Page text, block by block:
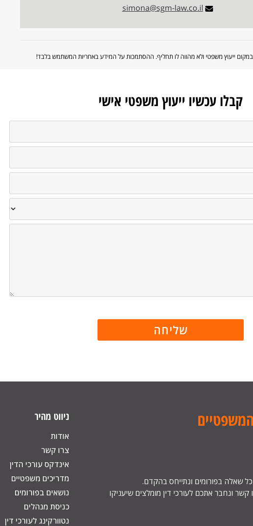
simona@sgm-law.co.il
ייעוץ משפטי ולא מהווה לו תחליף. ההסתמכות על המידע באחריות המשתמש בלבד!
קבלו עכשיו ייעוץ משפטי אישי
שאלה בפורומים ונתייחס בהקדם.
קשר ונחבר אתכם לעורכי דין מומלצים שיעניקו
ניווט מהיר
אודות
צרו קשר
אינדקס עורכי הדין
מדריכים משפטיים
נושאים בפורומים
כניסת מנהלים
נטוורקינג לעורכי דין